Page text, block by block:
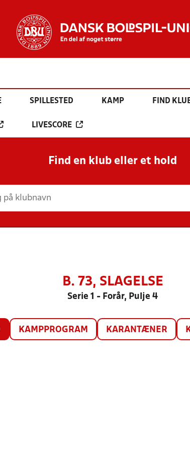
SPILLESTED KAMP FIND
LIVESCORE
Find en klub eller et hold
B. 73, SLAGELSE
Serie 1 - Forår, Pulje 4
KAMPPROGRAM KARANTÆNER